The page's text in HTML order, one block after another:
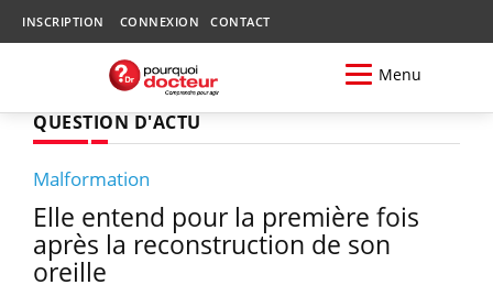
INSCRIPTION CONNEXION CONTACT
Menu
QUESTION D'ACTU
Malformation
Elle entend pour la première fois
après la reconstruction de son
oreille